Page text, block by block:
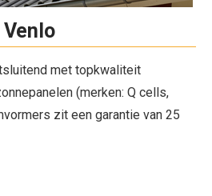
met topkwaliteit
(merken: Q cells,
zit een garantie van 25